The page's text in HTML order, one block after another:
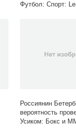
Футбол: Спорт:
Россиянин
вероятность
Усиком: Бокс и